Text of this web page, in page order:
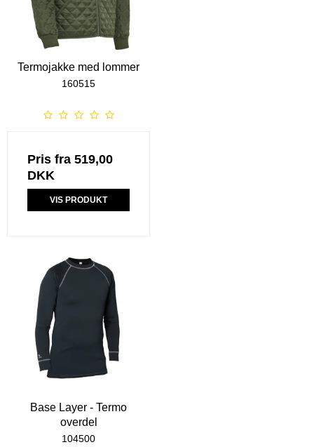
Termojakke med lommer
160515
Pris fra 519,00
DKK
VIS PRODUKT
Base Layer - Termo
overdel
104500